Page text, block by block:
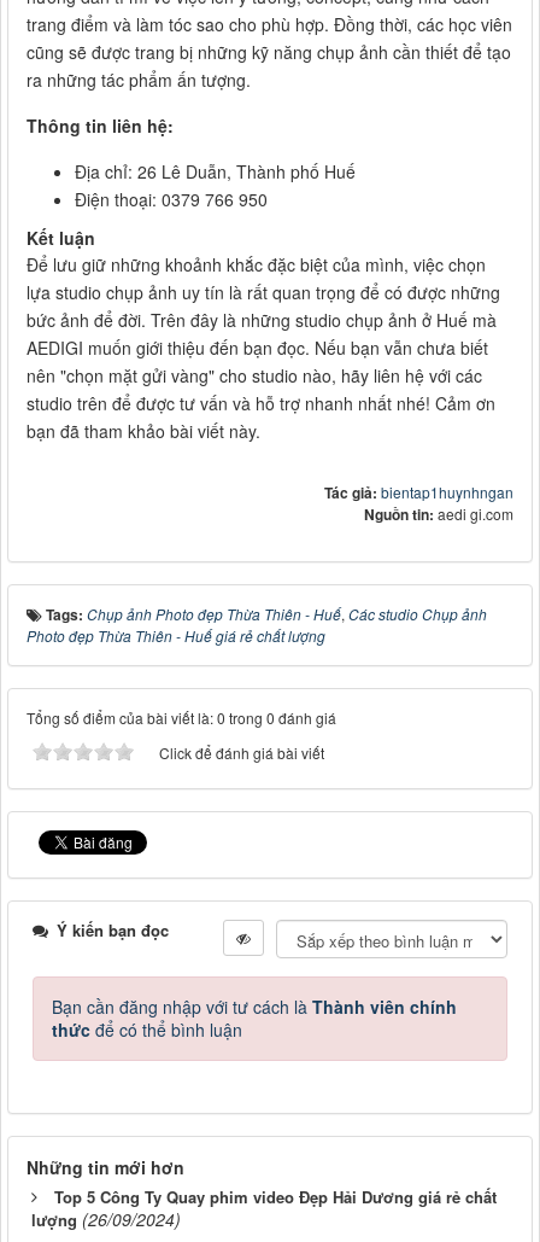
trang điểm và làm tóc sao cho phù hợp. Đồng thời, các học viên
cũng sẽ được trang bị những kỹ năng chụp ảnh cần thiết để tạo
ra những tác phẩm ấn tượng.
Thông tin liên hệ:
Địa chỉ: 26 Lê Duẫn, Thành phố Huế
Điện thoại: 0379 766 950
Kết luận
Để lưu giữ những khoảnh khắc đặc biệt của mình, việc chọn
lựa studio chụp ảnh uy tín là rất quan trọng để có được những
bức ảnh để đời. Trên đây là những studio chụp ảnh ở Huế mà
AEDIGI muốn giới thiệu đến bạn đọc. Nếu bạn vẫn chưa biết
nên "chọn mặt gửi vàng" cho studio nào, hãy liên hệ với các
studio trên để được tư vấn và hỗ trợ nhanh nhất nhé! Cảm ơn
bạn đã tham khảo bài viết này.
Tác giả: bientap1huynhngan
Nguồn tin: aedi gi.com
Tags: Chụp ảnh Photo đẹp Thừa Thiên - Huế, Các studio Chụp ảnh
Photo đẹp Thừa Thiên - Huế giá rẻ chất lượng
Tổng số điểm của bài viết là: 0 trong 0 đánh giá
Click để đánh giá bài viết
Ý kiến bạn đọc
Bạn cần đăng nhập với tư cách là Thành viên chính
thức để có thể bình luận
Những tin mới hơn
Top 5 Công Ty Quay phim video Đẹp Hải Dương giá rẻ chất
lượng (26/09/2024)